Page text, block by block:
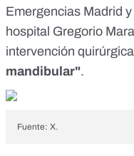
Emergencias Madrid y
hospital Gregorio
intervención
mandibular".
Fuente: X.